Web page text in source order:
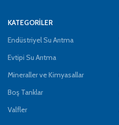
KATEGORİLER
Endüstriyel Su Arıtma
Evtipi Su Arıtma
Mineraller ve Kimyasallar
Boş Tanklar
Valfler